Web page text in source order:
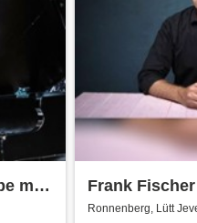
mir
Frank
Ronnenberg, Lütt